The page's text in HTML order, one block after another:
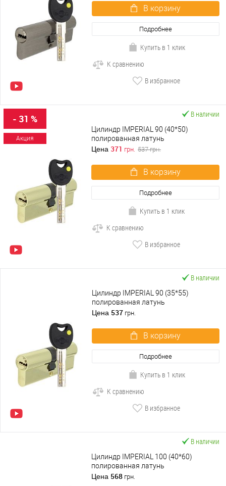
В корзину
Подробнее
Купить в 1 клик
К сравнению
В избранное
- 31 %
Акция
В наличии
Цилиндр IMPERIAL 90 (40*50)
полированная латунь
Цена 371 грн. 537грн.
В корзину
Подробнее
Купить в 1 клик
К сравнению
В избранное
В наличии
Цилиндр IMPERIAL 90 (35*55)
полированная латунь
Цена 537 грн.
В корзину
Подробнее
Купить в 1 клик
К сравнению
В избранное
В наличии
Цилиндр IMPERIAL 100 (40*60)
полированная латунь
Цена 568 грн.